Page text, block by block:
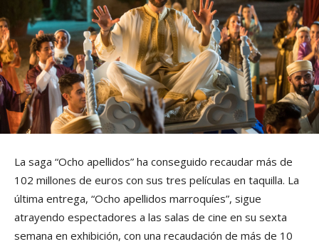
La saga “Ocho apellidos” ha conseguido recaudar más de
102 millones de euros con sus tres películas en taquilla. La
última entrega, “Ocho apellidos marroquíes”, sigue
atrayendo espectadores a las salas de cine en su sexta
semana en exhibición, con una recaudación de más de 10